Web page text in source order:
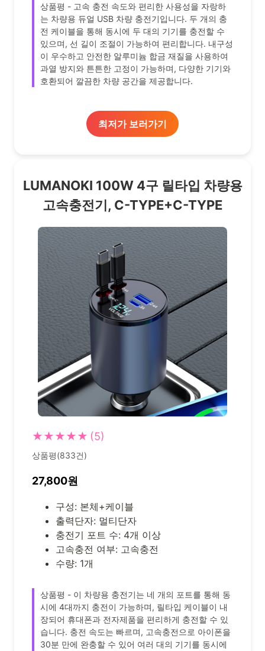
상품평 - 고속 충전 속도와 편리한 사용성을 자랑하
는 차량용 듀얼 USB 차량 충전기입니다. 두 개의 충
전 케이블을 통해 동시에 두 대의 기기를 충전할 수
있으며, 선 길이 조절이 가능하여 편리합니다. 내구성
이 우수하고 안전한 알루미늄 합금 재질을 사용하여
과열 방지와 튼튼한 고정이 가능하며, 다양한 기기와
호환되어 깔끔한 차량 공간을 제공합니다.
최저가 보러가기
LUMANOKI 100W 4구 릴타입 차량용
고속충전기, C-TYPE+C-TYPE
★★★★★ (5)
상품평(833건)
27,800원
구성: 본체+케이블
출력단자: 멀티단자
충전기 포트 수: 4개 이상
고속충전 여부: 고속충전
수량: 1개
상품평 - 이 차량용 충전기는 네 개의 포트를 통해 동
시에 4대까지 충전이 가능하며, 릴타입 케이블이 내
장되어 휴대폰과 전자제품을 편리하게 충전할 수 있
습니다. 충전 속도는 빠르며, 고속충전으로 아이폰을
30분 만에 완충할 수 있어 여러 대의 기기를 동시에